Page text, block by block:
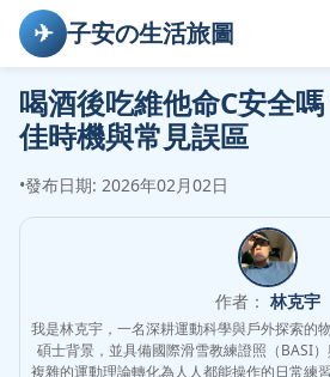
✈ 子安の生活旅圖
喝酒後吃維他命C安全
佳時機與常見誤區
•發布日期: 2026年02月02日
作者： 林克宇
我是林克宇，一名深耕運動科學與戶外探索的
碩士背景，並具備國際滑雪教練證照（BASI
複雜的運動理論轉化為人人都能操作的日常練